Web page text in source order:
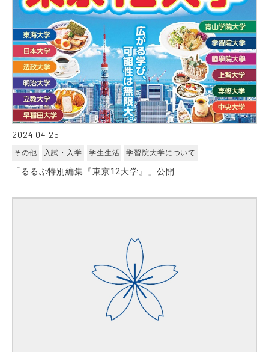
2024.04.25
その他 入試・入学 学生生活 学習院大学について
「るるぶ特別編集『東京12大学』」公開